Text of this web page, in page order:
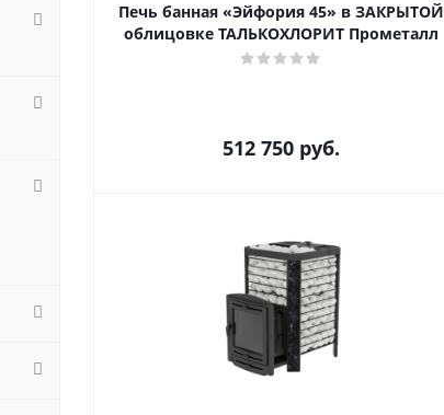
Печь банная «Эйфория 45» в ЗАКРЫТОЙ
облицовке ТАЛЬКОХЛОРИТ Прометалл
512 750руб.